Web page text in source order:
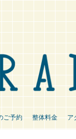
ご予約 整体料金 ア